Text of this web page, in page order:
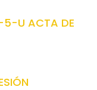
U ACTA DE